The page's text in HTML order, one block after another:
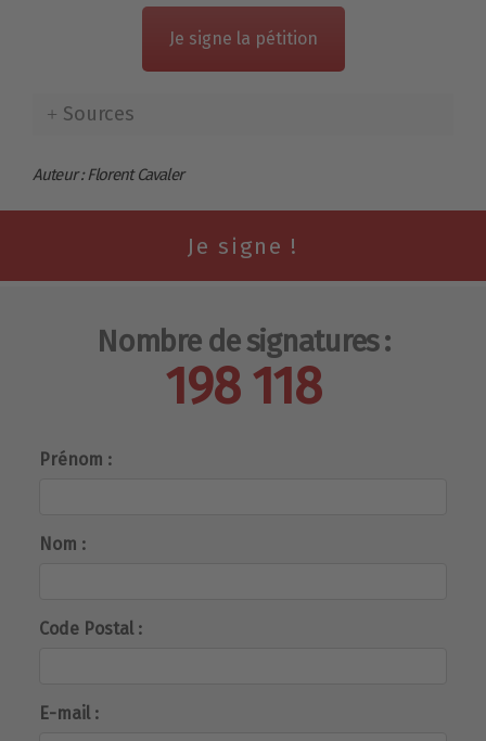
Je signe la pétition
Sources
Auteur : Florent Cavaler
Nombre de signatures :
198 118
Prénom :
Nom :
Code Postal :
E-mail :